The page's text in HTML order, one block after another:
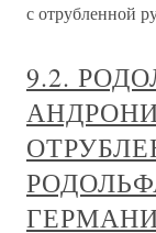
с отрубленной
9.2.